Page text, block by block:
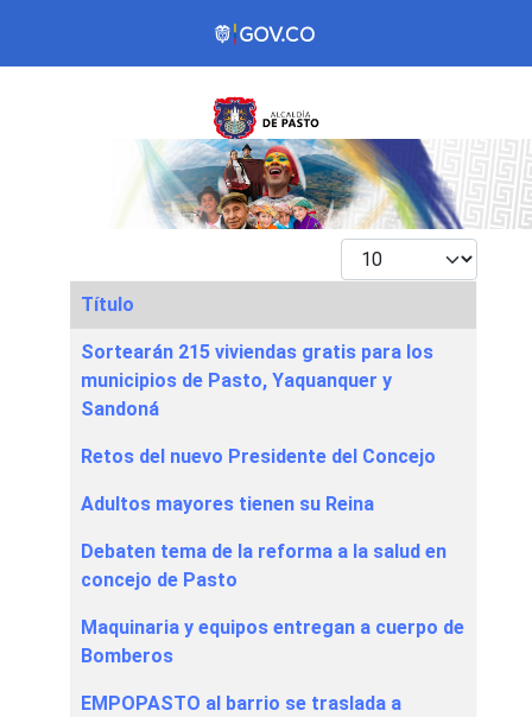
Mostrar #
Articles
Título
Sortearán 215 viviendas gratis para los
municipios de Pasto, Yaquanquer y
Sandoná
Retos del nuevo Presidente del Concejo
Adultos mayores tienen su Reina
Debaten tema de la reforma a la salud en
concejo de Pasto
Maquinaria y equipos entregan a cuerpo de
Bomberos
EMPOPASTO al barrio se traslada a